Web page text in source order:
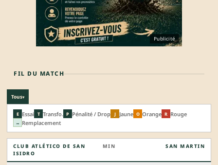
Publicité
FIL DU MATCH
Tous▾
E Essai T Transfo. P Pénalité / Drop J Jaune O Orange R Rouge
↔ Remplacement
CLUB ATLÉTICO DE SAN
ISIDRO
MIN SAN MARTIN